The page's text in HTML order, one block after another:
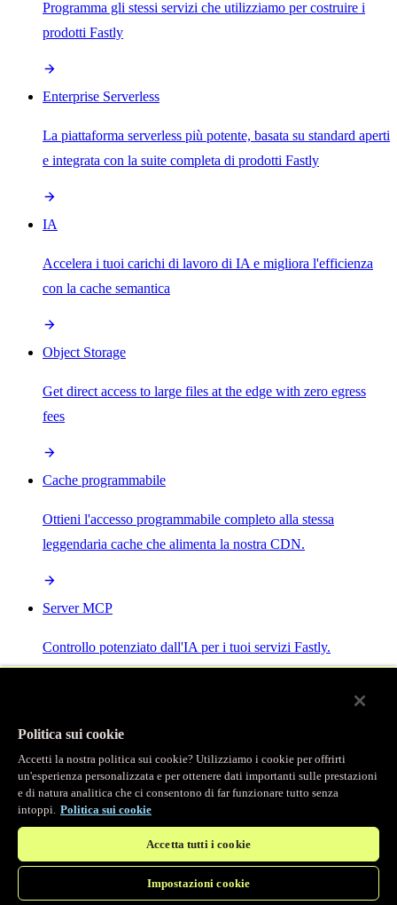
Programma gli stessi servizi che utilizziamo per costruire i
prodotti Fastly
Enterprise Serverless
La piattaforma serverless più potente, basata su standard aperti
e integrata con la suite completa di prodotti Fastly
IA
Accelera i tuoi carichi di lavoro di IA e migliora l'efficienza
con la cache semantica
Object Storage
Get direct access to large files at the edge with zero egress
fees
Cache programmabile
Ottieni l'accesso programmabile completo alla stessa
leggendaria cache che alimenta la nostra CDN.
Server MCP
Controllo potenziato dall'IA per i tuoi servizi Fastly.
Main menu
/ Prodotti
Osservabilità
Logging in tempo reale
Politica sui cookie
Accetti la nostra politica sui cookie? Utilizziamo i cookie per offrirti
un'esperienza personalizzata e per ottenere dati importanti sulle prestazioni
e di natura analitica che ci consentono di far funzionare tutto senza
intoppi. Politica sui cookie
Accetta tutti i cookie
Impostazioni cookie